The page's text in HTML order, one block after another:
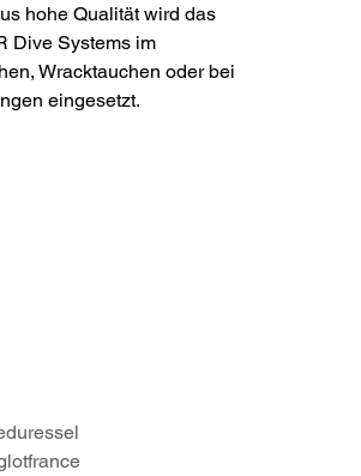
hohe Qualität wird das
Dive Systems im
Wracktauchen oder bei
eingesetzt.